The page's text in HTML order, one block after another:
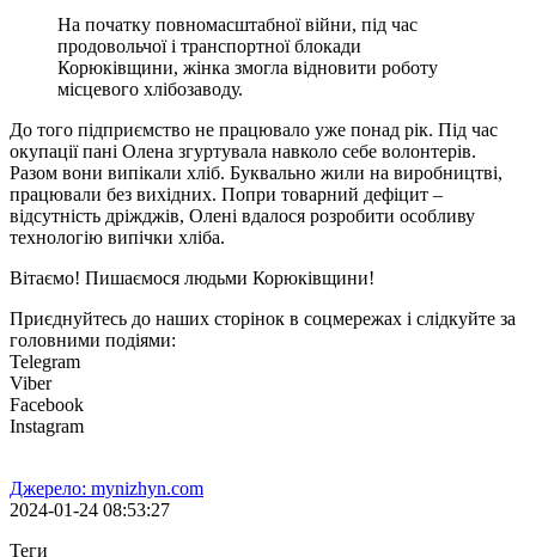
На початку повномасштабної війни, під час
продовольчої і транспортної блокади
Корюківщини, жінка змогла відновити роботу
місцевого хлібозаводу.
До того підприємство не працювало уже понад рік. Під час
окупації пані Олена згуртувала навколо себе волонтерів.
Разом вони випікали хліб. Буквально жили на виробництві,
працювали без вихідних. Попри товарний дефіцит –
відсутність дріжджів, Олені вдалося розробити особливу
технологію випічки хліба.
Вітаємо! Пишаємося людьми Корюківщини!
Приєднуйтесь до наших сторінок в соцмережах і слідкуйте за
головними подіями:
Telegram
Viber
Facebook
Instagram
Джерело: mynizhyn.com
2024-01-24 08:53:27
Теги